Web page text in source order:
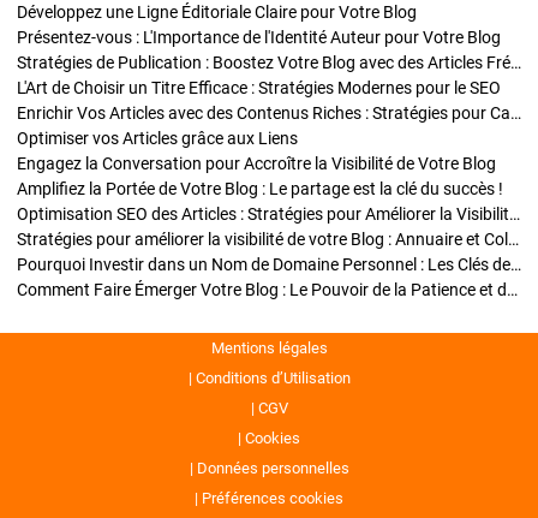
Développez une Ligne Éditoriale Claire pour Votre Blog
Présentez-vous : L'Importance de l'Identité Auteur pour Votre Blog
Stratégies de Publication : Boostez Votre Blog avec des Articles Fréquents et Exclusifs
L'Art de Choisir un Titre Efficace : Stratégies Modernes pour le SEO
Enrichir Vos Articles avec des Contenus Riches : Stratégies pour Captiver et Optimiser
Optimiser vos Articles grâce aux Liens
Engagez la Conversation pour Accroître la Visibilité de Votre Blog
Amplifiez la Portée de Votre Blog : Le partage est la clé du succès !
Optimisation SEO des Articles : Stratégies pour Améliorer la Visibilité de Votre Blog
Stratégies pour améliorer la visibilité de votre Blog : Annuaire et Collaborations
Pourquoi Investir dans un Nom de Domaine Personnel : Les Clés de la Réussite de Votre Blog
Comment Faire Émerger Votre Blog : Le Pouvoir de la Patience et de la Persévérance
Mentions légales
Conditions d’Utilisation
CGV
Cookies
Données personnelles
Préférences cookies